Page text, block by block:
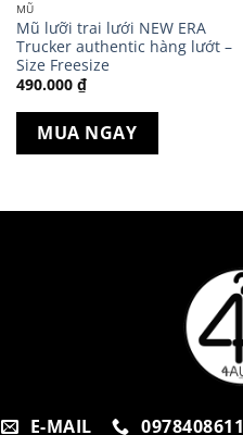
MŨ
Mũ lưỡi trai lưới NEW ERA
Trucker authentic hàng lướt –
Size Freesize
490.000 ₫
MUA NGAY
E-MAIL 0978408611